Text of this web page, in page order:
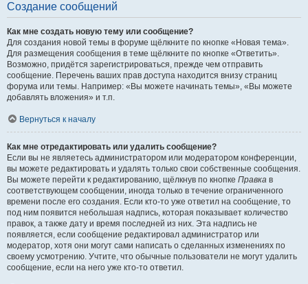
Создание сообщений
Как мне создать новую тему или сообщение?
Для создания новой темы в форуме щёлкните по кнопке «Новая тема».
Для размещения сообщения в теме щёлкните по кнопке «Ответить».
Возможно, придётся зарегистрироваться, прежде чем отправить
сообщение. Перечень ваших прав доступа находится внизу страниц
форума или темы. Например: «Вы можете начинать темы», «Вы можете
добавлять вложения» и т.п.
Вернуться к началу
Как мне отредактировать или удалить сообщение?
Если вы не являетесь администратором или модератором конференции,
вы можете редактировать и удалять только свои собственные сообщения.
Вы можете перейти к редактированию, щёлкнув по кнопке Правка в
соответствующем сообщении, иногда только в течение ограниченного
времени после его создания. Если кто-то уже ответил на сообщение, то
под ним появится небольшая надпись, которая показывает количество
правок, а также дату и время последней из них. Эта надпись не
появляется, если сообщение редактировал администратор или
модератор, хотя они могут сами написать о сделанных изменениях по
своему усмотрению. Учтите, что обычные пользователи не могут удалить
сообщение, если на него уже кто-то ответил.